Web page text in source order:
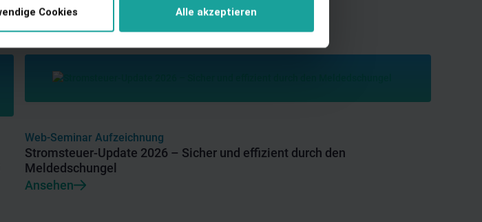
Cookies Alle akzeptieren
Web-Seminar Aufzeichnung
Stromsteuer-Update 2026 – Sicher und effizient durch den
Meldedschungel
Ansehen